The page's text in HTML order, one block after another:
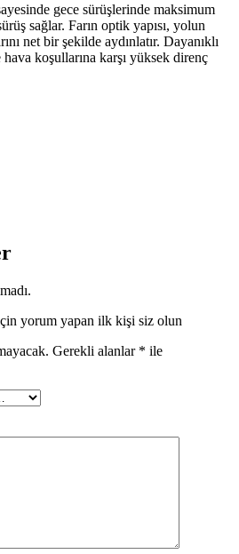
gece sürüşlerinde maksimum
sağlar. Farın optik yapısı, yolun
net bir şekilde aydınlatır. Dayanıklı
koşullarına karşı yüksek direnç
yorum yapan ilk kişi siz olun
Gerekli alanlar * ile